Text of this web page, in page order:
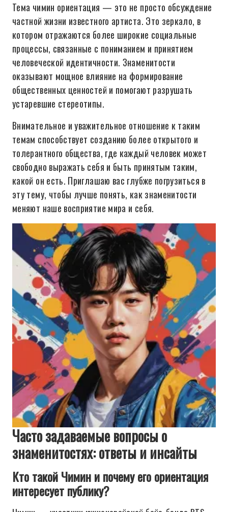
Тема чимин ориентация — это не просто обсуждение
частной жизни известного артиста. Это зеркало, в
котором отражаются более широкие социальные
процессы, связанные с пониманием и принятием
человеческой идентичности. Знаменитости
оказывают мощное влияние на формирование
общественных ценностей и помогают разрушать
устаревшие стереотипы.
Внимательное и уважительное отношение к таким
темам способствует созданию более открытого и
толерантного общества, где каждый человек может
свободно выражать себя и быть принятым таким,
какой он есть. Приглашаю вас глубже погрузиться в
эту тему, чтобы лучше понять, как знаменитости
меняют наше восприятие мира и себя.
Часто задаваемые вопросы о
знаменитостях: ответы и инсайты
Кто такой Чимин и почему его ориентация
интересует публику?